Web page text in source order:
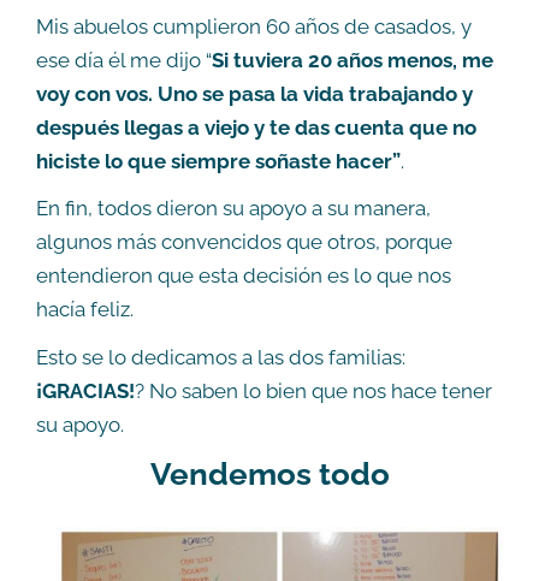
Mis abuelos cumplieron 60 años de casados, y
ese día él me dijo “Si tuviera 20 años menos, me
voy con vos. Uno se pasa la vida trabajando y
después llegas a viejo y te das cuenta que no
hiciste lo que siempre soñaste hacer”.
En fin, todos dieron su apoyo a su manera,
algunos más convencidos que otros, porque
entendieron que esta decisión es lo que nos
hacía feliz.
Esto se lo dedicamos a las dos familias:
¡GRACIAS!? No saben lo bien que nos hace tener
su apoyo.
Vendemos todo